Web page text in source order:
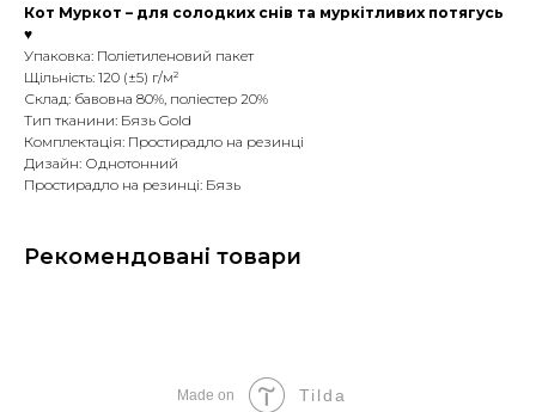
Кот Муркот – для солодких снів та муркітливих потягусь
♥
Упаковка: Поліетиленовий пакет
Щільність: 120 (±5) г/м²
Склад: бавовна 80%, поліестер 20%
Тип тканини: Бязь Gold
Комплектація: Простирадло на резинці
Дизайн: Однотонний
Простирадло на резинці: Бязь
Рекомендовані товари
Made on Tilda